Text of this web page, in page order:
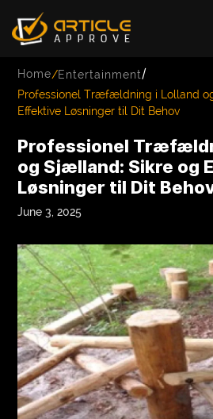
FASHION
INFRASTRUCTURE
MUSIC
TECH
LIFESTYLE
EDUCATION
VEGETARIANS
AUTOMOTIVE
Home/Entertainment/
Professionel Træfældning i Lolland
Effektive Løsninger til Dit Behov
Professionel
og Sjælland: Sikre og
Løsninger til Dit
June 3, 2025